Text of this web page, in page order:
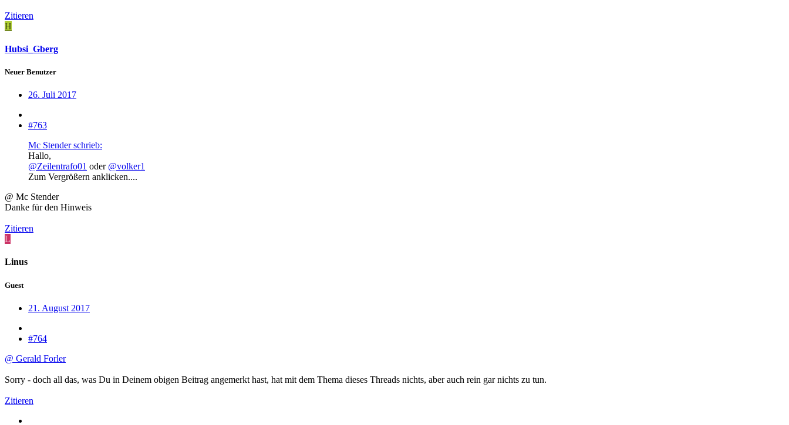
Zitieren
H
Hubsi_Gberg
Neuer Benutzer
26. Juli 2017
#763
Mc Stender schrieb:
Hallo,
@Zeilentrafo01 oder @volker1
Zum Vergrößern anklicken....
@ Mc Stender
Danke für den Hinweis
Zitieren
L
Linus
Guest
21. August 2017
#764
@ Gerald Forler
Sorry - doch all das, was Du in Deinem obigen Beitrag angemerkt hast, hat mit dem Thema dieses Threads nichts, aber auch rein gar nichts zu tun.
Zitieren